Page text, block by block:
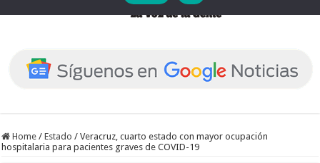
Home / Estado / Veracruz, cuarto estado con mayor ocupación
hospitalaria para pacientes graves de COVID-19